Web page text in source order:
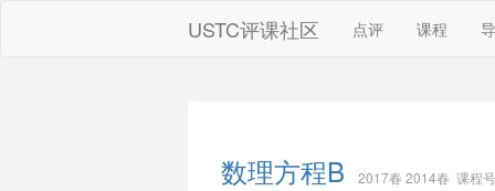
USTC评课社区 点评 课程
数理方程B 2017春 2014春 课程